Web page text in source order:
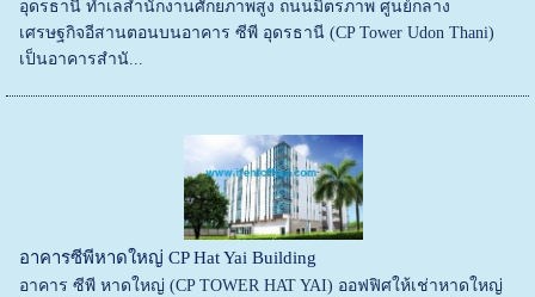
อุดรธานี ทำเลสำนักงานศักยภาพสูง ถนนมิตรภาพ ศูนย์กลาง
เศรษฐกิจอีสานตอนบนอาคาร ซีพี อุดรธานี (CP Tower Udon Thani)
เป็นอาคารสำนั...
อาคารซีพีหาดใหญ่ CP Hat Yai Building
อาคาร ซีพี หาดใหญ่ (CP TOWER HAT YAI) ออฟฟิศให้เช่าหาดใหญ่